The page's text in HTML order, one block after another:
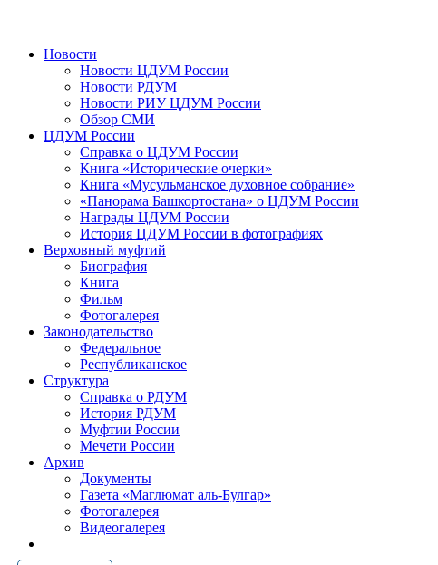
Новости
Новости ЦДУМ России
Новости РДУМ
Новости РИУ ЦДУМ России
Обзор СМИ
ЦДУМ России
Справка о ЦДУМ России
Книга «Исторические очерки»
Книга «Мусульманское духовное собрание»
«Панорама Башкортостана» о ЦДУМ России
Награды ЦДУМ России
История ЦДУМ России в фотографиях
Верховный муфтий
Биография
Книга
Фильм
Фотогалерея
Законодательство
Федеральное
Республиканское
Структура
Справка о РДУМ
История РДУМ
Муфтии России
Мечети России
Архив
Документы
Газета «Маглюмат аль-Булгар»
Фотогалерея
Видеогалерея